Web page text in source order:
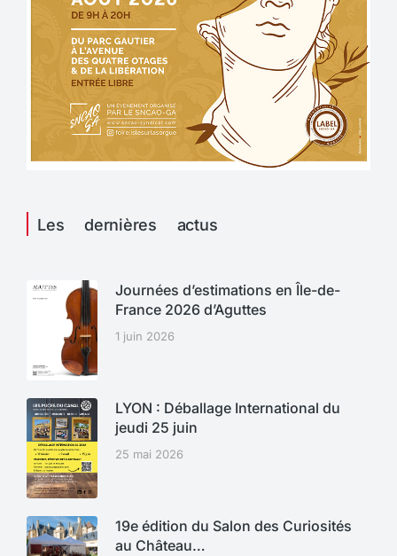
Les dernières actus
Journées d’estimations en Île-de-
France 2026 d’Aguttes
1 juin 2026
LYON : Déballage International du
jeudi 25 juin
25 mai 2026
19e édition du Salon des Curiosités
au Château…